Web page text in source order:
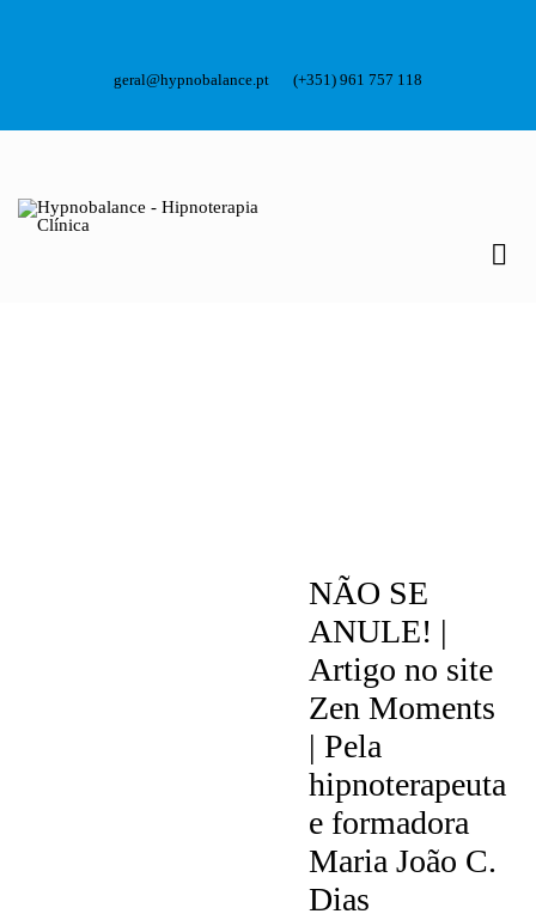
geral@hypnobalance.pt (+351) 961 757 118
NÃO SE
ANULE! |
Artigo no site
Zen Moments
| Pela
hipnoterapeuta
e formadora
Maria João C.
Dias